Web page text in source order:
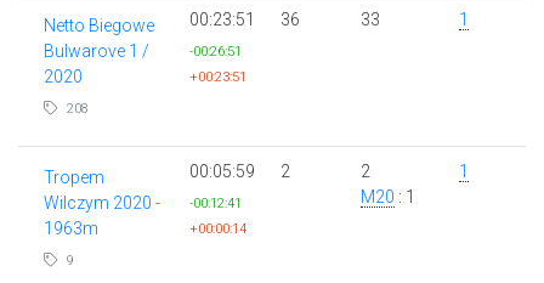
Netto Biegowe
Bulwarove 1 /
2020
208
00:23:51
-00:26:51
+00:23:51
36 33 1
Tropem
Wilczym 2020 -
1963m
9
00:05:59
-00:12:41
+00:00:14
2
2
M20 : 1
1